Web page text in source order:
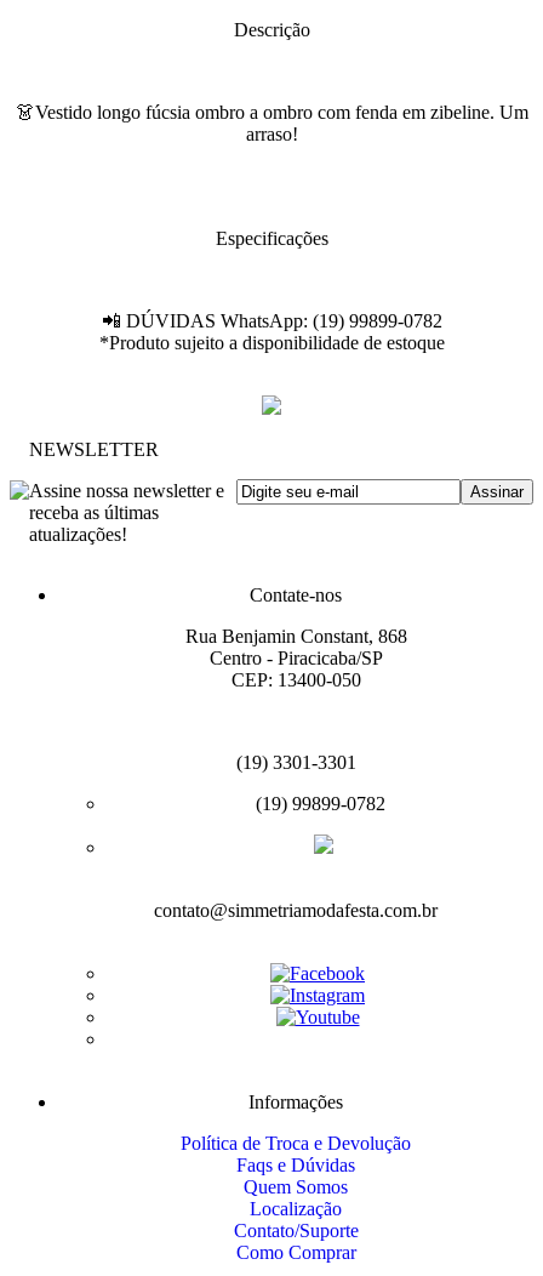
Descrição
👗Vestido longo fúcsia ombro a ombro com fenda em zibeline. Um
arraso!
Especificações
📲 DÚVIDAS WhatsApp: (19) 99899-0782
*Produto sujeito a disponibilidade de estoque
NEWSLETTER
Assine nossa newsletter e
receba as últimas
atualizações!
Contate-nos
Rua Benjamin Constant, 868
Centro - Piracicaba/SP
CEP: 13400-050
(19) 3301-3301
(19) 99899-0782
contato@simmetriamodafesta.com.br
Informações
Política de Troca e Devolução
Faqs e Dúvidas
Quem Somos
Localização
Contato/Suporte
Como Comprar